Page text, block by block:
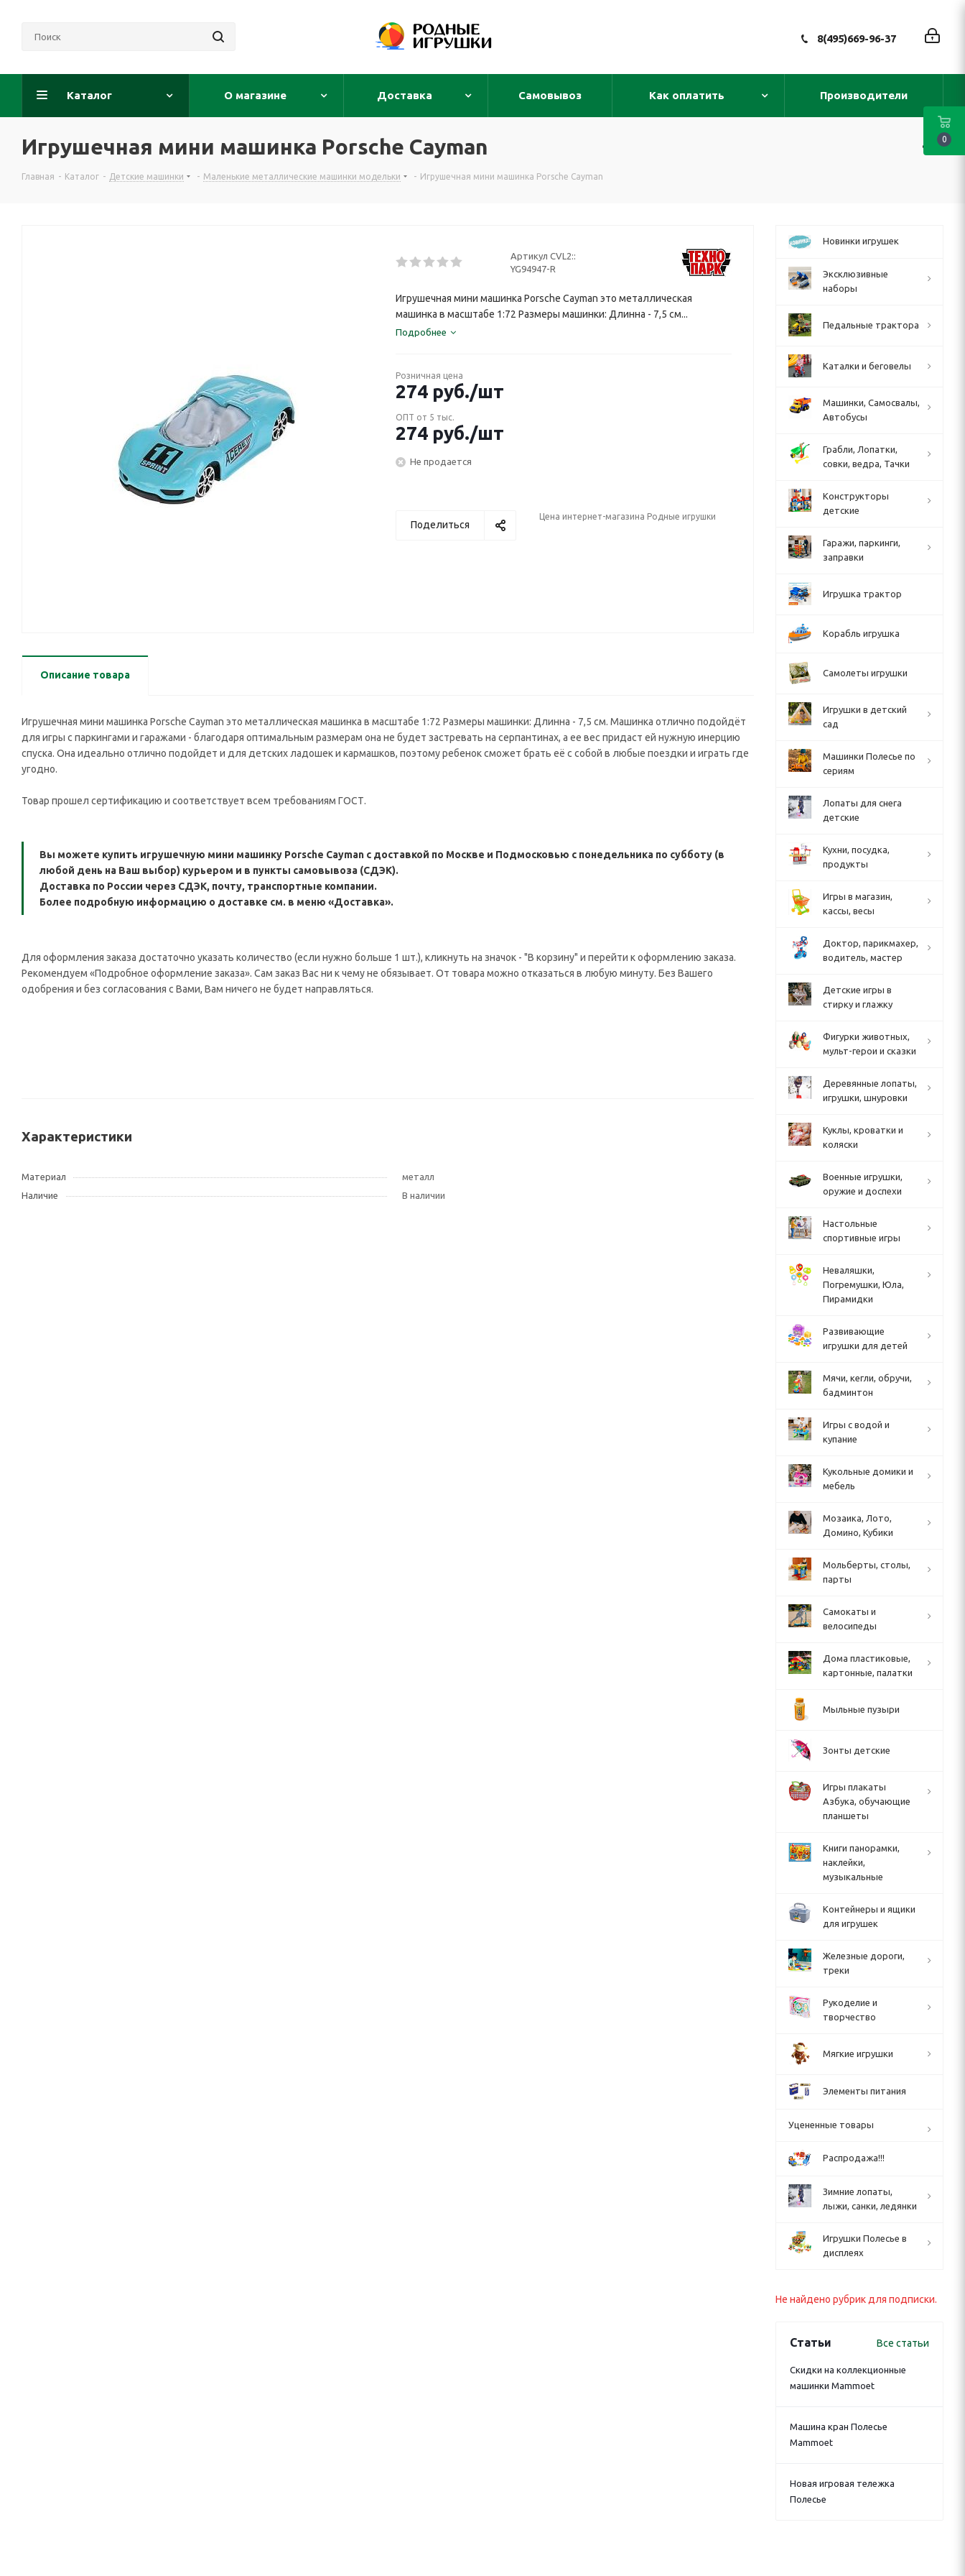
8(495)669-96-37
Каталог О магазине Доставка Самовывоз Как оплатить Производители
Игрушечная мини машинка Porsche Cayman
Главная - Каталог - Детские машинки - Маленькие металлические машинки модельки - Игрушечная мини машинка Porsche Cayman
Артикул CVL2::
YG94947-R
Игрушечная мини машинка Porsche Cayman это металлическая
машинка в масштабе 1:72 Размеры машинки: Длинна - 7,5 см...
Подробнее
Розничная цена
274 руб./шт
ОПТ от 5 тыс.
274 руб./шт
Не продается
Поделиться
Цена интернет-магазина Родные игрушки
Описание товара
Игрушечная мини машинка Porsche Cayman это металлическая машинка в масштабе 1:72 Размеры машинки: Длинна - 7,5 см. Машинка отлично подойдёт
для игры с паркингами и гаражами - благодаря оптимальным размерам она не будет застревать на серпантинах, а ее вес придаст ей нужную инерцию
спуска. Она идеально отлично подойдет и для детских ладошек и кармашков, поэтому ребенок сможет брать её с собой в любые поездки и играть где
угодно.
Товар прошел сертификацию и соответствует всем требованиям ГОСТ.
Вы можете купить игрушечную мини машинку Porsche Cayman с доставкой по Москве и Подмосковью с понедельника по субботу (в
любой день на Ваш выбор) курьером и в пункты самовывоза (СДЭК).
Доставка по России через СДЭК, почту, транспортные компании.
Более подробную информацию о доставке см. в меню «Доставка».
Для оформления заказа достаточно указать количество (если нужно больше 1 шт.), кликнуть на значок - "В корзину" и перейти к оформлению заказа.
Рекомендуем «Подробное оформление заказа». Сам заказ Вас ни к чему не обязывает. От товара можно отказаться в любую минуту. Без Вашего
одобрения и без согласования с Вами, Вам ничего не будет направляться.
Характеристики
Материал
металл
Наличие
В наличии
Новинки игрушек
Эксклюзивные
наборы
Педальные трактора
Каталки и беговелы
Машинки, Самосвалы,
Автобусы
Грабли, Лопатки,
совки, ведра, Тачки
Конструкторы
детские
Гаражи, паркинги,
заправки
Игрушка трактор
Корабль игрушка
Самолеты игрушки
Игрушки в детский
сад
Машинки Полесье по
сериям
Лопаты для снега
детские
Кухни, посудка,
продукты
Игры в магазин,
кассы, весы
Доктор, парикмахер,
водитель, мастер
Детские игры в
стирку и глажку
Фигурки животных,
мульт-герои и сказки
Деревянные лопаты,
игрушки, шнуровки
Куклы, кроватки и
коляски
Военные игрушки,
оружие и доспехи
Настольные
спортивные игры
Неваляшки,
Погремушки, Юла,
Пирамидки
Развивающие
игрушки для детей
Мячи, кегли, обручи,
бадминтон
Игры с водой и
купание
Кукольные домики и
мебель
Мозаика, Лото,
Домино, Кубики
Мольберты, столы,
парты
Cамокаты и
велосипеды
Дома пластиковые,
картонные, палатки
Мыльные пузыри
Зонты детские
Игры плакаты
Азбука, обучающие
планшеты
Книги панорамки,
наклейки,
музыкальные
Контейнеры и ящики
для игрушек
Железные дороги,
треки
Рукоделие и
творчество
Мягкие игрушки
Элементы питания
Уцененные товары
Распродажа!!!
Зимние лопаты,
лыжи, санки, ледянки
Игрушки Полесье в
дисплеях
Не найдено рубрик для подписки.
Статьи Все статьи
Скидки на коллекционные
машинки Mammoet
Машина кран Полесье
Mammoet
Новая игровая тележка
Полесье
0